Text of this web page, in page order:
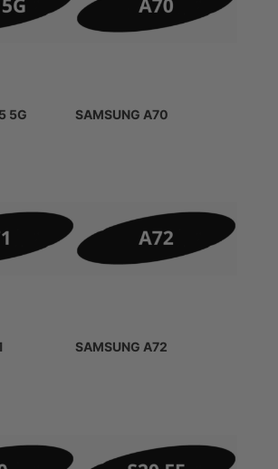
5G SAMSUNG A70
SAMSUNG A72